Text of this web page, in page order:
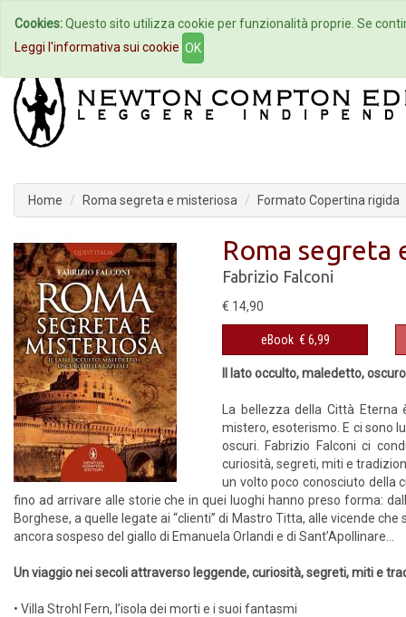
Home Autori Eventi
Home Roma segreta e misteriosa Formato Copertina rigida
Roma segreta
Fabrizio Falconi
€ 14,90
eBook € 6,99
Il lato occulto, maledetto,
La bellezza della Città
mistero, esoterismo. E ci sono
oscuri. Fabrizio Falconi ci
curiosità, segreti, miti e
un volto poco conosciuto della
fino ad arrivare alle storie che in quei luoghi hanno preso forma:
Borghese, a quelle legate ai “clienti” di Mastro Titta, alle vicende
ancora sospeso del giallo di Emanuela Orlandi e di Sant’Apollinare...
Un viaggio nei secoli attraverso leggende, curiosità, segreti, miti e
• Villa Strohl Fern, l’isola dei morti e i suoi fantasmi
Cookies:Questo sito utilizza cookie per funzionalità proprie. Se
Leggi l'informativa sui cookie OK